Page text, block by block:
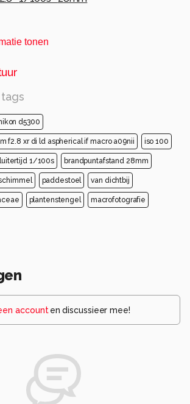
tonen
d5300
f2.8 xr di ld aspherical if macro a09nii iso 100
1/100s brandpuntafstand 28mm
paddestoel van dichtbij
plantenstengel macrofotografie
account en discussieer mee!